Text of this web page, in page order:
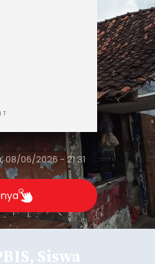
08/06/2026 - 21:31
Siswa